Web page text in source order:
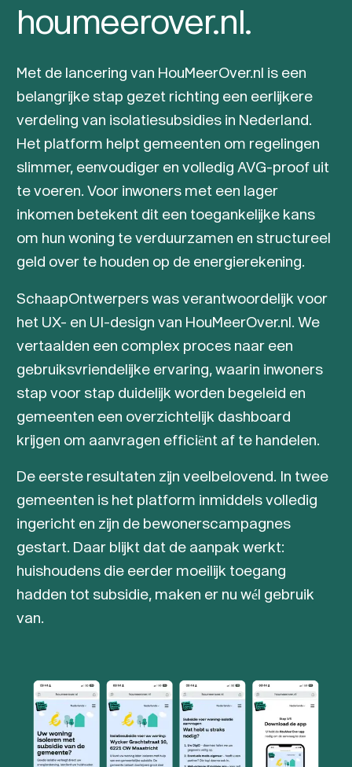
houmeerover.nl.
Met de lancering van HouMeerOver.nl is een
belangrijke stap gezet richting een eerlijkere
verdeling van isolatiesubsidies in Nederland.
Het platform helpt gemeenten om regelingen
slimmer, eenvoudiger en volledig AVG-proof uit
te voeren. Voor inwoners met een lager
inkomen betekent dit een toegankelijke kans
om hun woning te verduurzamen en structureel
geld over te houden op de energierekening.
SchaapOntwerpers was verantwoordelijk voor
het UX- en UI-design van HouMeerOver.nl. We
vertaalden een complex proces naar een
gebruiksvriendelijke ervaring, waarin inwoners
stap voor stap duidelijk worden begeleid en
gemeenten een overzichtelijk dashboard
krijgen om aanvragen efficiënt af te handelen.
De eerste resultaten zijn veelbelovend. In twee
gemeenten is het platform inmiddels volledig
ingericht en zijn de bewonerscampagnes
gestart. Daar blijkt dat de aanpak werkt:
huishoudens die eerder moeilijk toegang
hadden tot subsidie, maken er nu wél gebruik
van.